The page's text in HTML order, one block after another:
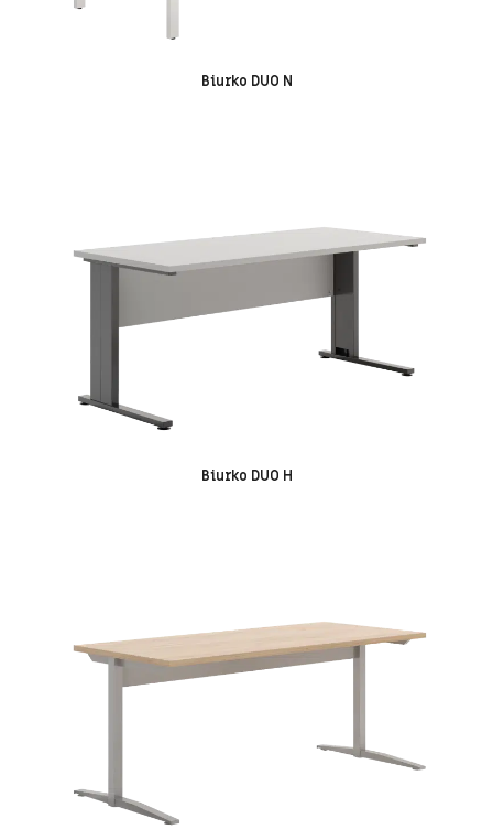
Biurko DUO N
Biurko DUO H